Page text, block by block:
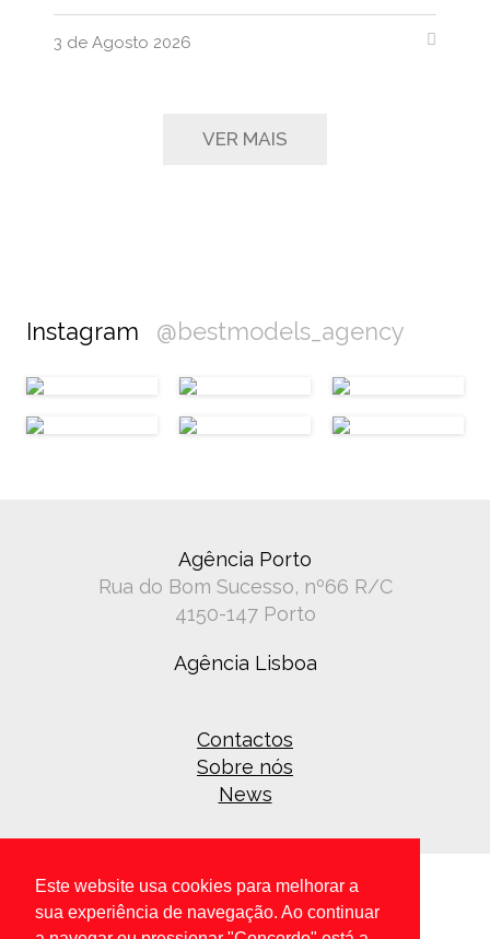
Este website usa cookies para melhorar a
sua experiência de navegação. Ao continuar
3 de Agosto 2026
VER MAIS
Instagram @bestmodels_agency
Agência Porto
Rua do Bom Sucesso, nº66 R/C
4150-147 Porto
Agência Lisboa
Contactos
Sobre nós
News